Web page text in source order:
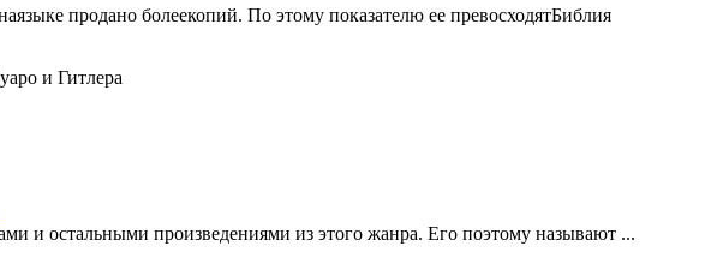
языке продано болеекопий. По этому показателю ее превосходятБиблия
и Гитлера
и остальными произведениями из этого жанра. Его поэтому называют ...